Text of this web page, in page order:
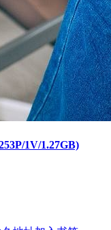
1V/1.27GB)